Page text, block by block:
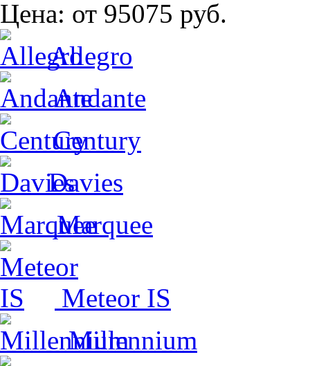
Цена: от 95075 руб.
Allegro
Andante
Century
Davies
Marquee
Meteor IS
Millennium